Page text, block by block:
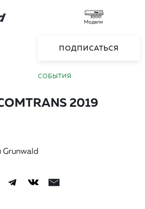
Модели
ПОДПИСАТЬСЯ
СОБЫТИЯ
2019
Grunwald